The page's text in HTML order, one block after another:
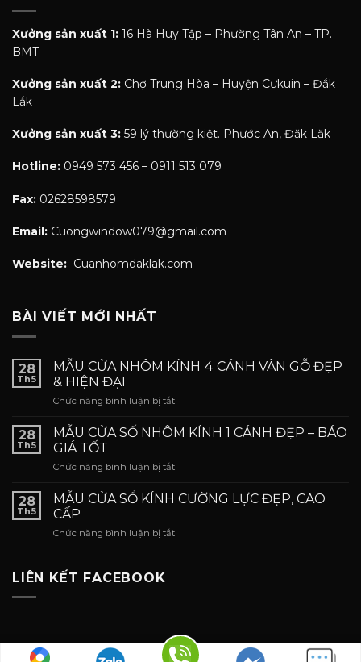
Xưởng sản xuất 1: 16 Hà Huy Tập – Phường Tân An – TP.
BMT
Xưởng sản xuất 2: Chợ Trung Hòa – Huyện Cưkuin – Đắk
Lắk
Xưởng sản xuất 3: 59 lý thường kiệt. Phước An, Đăk Lăk
Hotline: 0949 573 456 – 0911 513 079
Fax: 02628598579
Email: Cuongwindow079@gmail.com
Website: Cuanhomdaklak.com
BÀI VIẾT MỚI NHẤT
28
Th5
MẪU CỬA NHÔM KÍNH 4 CÁNH VÂN GỖ ĐẸP
& HIỆN ĐẠI
Chức năng bình luận bị tắtở
CỬA
NHÔM
4
VÂN
&
28
Th5
MẪU CỬA SỐ NHÔM KÍNH 1 CÁNH ĐẸP – BÁO
GIÁ TỐT
Chức năng bình luận bị tắtở
CỬA
SỐ
KÍNH
28
Th5
MẪU CỬA SỔ KÍNH CƯỜNG LỰC ĐẸP, CAO
CẤP
Chức năng bình luận bị tắtở
CAO
CẤP
LIÊN KẾT FACEBOOK